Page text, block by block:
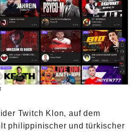
Twitch Klon, auf dem
philippinischer und türkischer